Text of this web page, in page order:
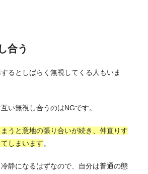
合う
るとしばらく無視してくる人もいま
い無視し合うのはNGです。
うと意地の張り合いが続き、仲直りす
しまいます。
静になるはずなので、自分は普通の態